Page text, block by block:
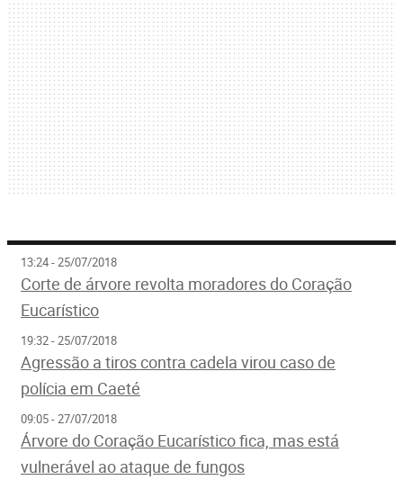
13:24 - 25/07/2018
Corte de árvore revolta moradores do Coração
Eucarístico
19:32 - 25/07/2018
Agressão a tiros contra cadela virou caso de
polícia em Caeté
09:05 - 27/07/2018
Árvore do Coração Eucarístico fica, mas está
vulnerável ao ataque de fungos